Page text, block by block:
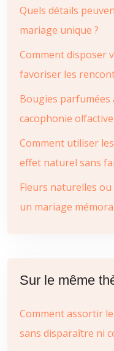
Quels détails
mariage unique ?
Comment disposer
favoriser les
Bougies parfumées
cacophonie olfactive
Comment utiliser
effet naturel sans
Fleurs naturelles
un mariage
Sur le même
Comment assortir
sans disparaître ni